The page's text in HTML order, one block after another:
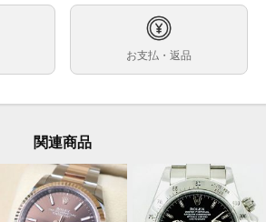
ビス保証書（2023年3月）・メーカー納品書
年3月）
シリアル（1998～1999年頃製造品）
ラスプコード:X12
レス番号:78360
お支払・返品
関連商品